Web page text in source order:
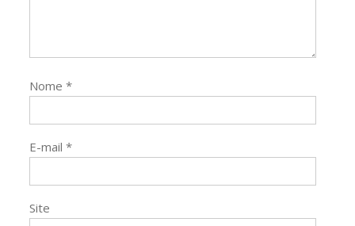
Nome*
E-mail*
Site